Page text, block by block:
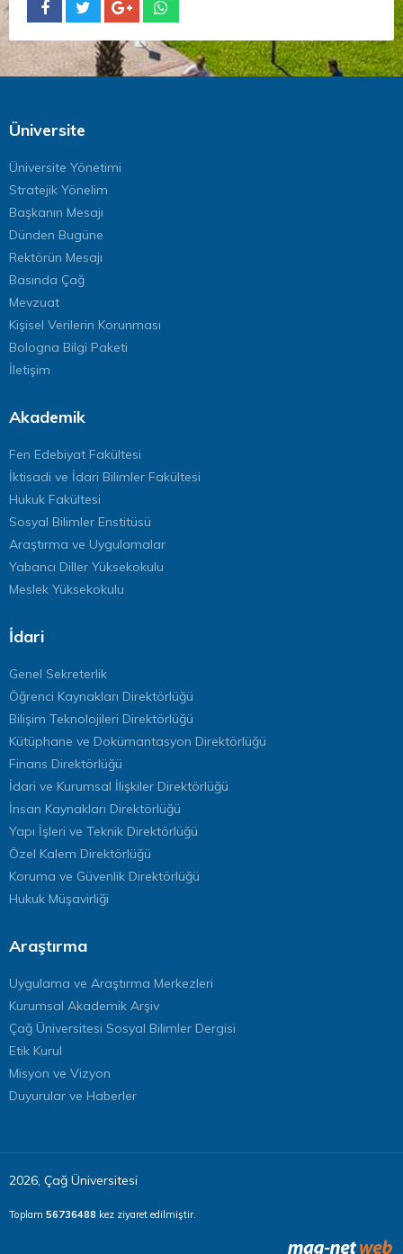
Üniversite
Üniversite Yönetimi
Stratejik Yönelim
Başkanın Mesajı
Dünden Bugüne
Rektörün Mesajı
Basında Çağ
Mevzuat
Kişisel Verilerin Korunması
Bologna Bilgi Paketi
İletişim
Akademik
Fen Edebiyat Fakültesi
İktisadi ve İdari Bilimler Fakültesi
Hukuk Fakültesi
Sosyal Bilimler Enstitüsü
Araştırma ve Uygulamalar
Yabancı Diller Yüksekokulu
Meslek Yüksekokulu
İdari
Genel Sekreterlik
Öğrenci Kaynakları Direktörlüğü
Bilişim Teknolojileri Direktörlüğü
Kütüphane ve Dokümantasyon Direktörlüğü
Finans Direktörlüğü
İdari ve Kurumsal İlişkiler Direktörlüğü
İnsan Kaynakları Direktörlüğü
Yapı İşleri ve Teknik Direktörlüğü
Özel Kalem Direktörlüğü
Koruma ve Güvenlik Direktörlüğü
Hukuk Müşavirliği
Araştırma
Uygulama ve Araştırma Merkezleri
Kurumsal Akademik Arşiv
Çağ Üniversitesi Sosyal Bilimler Dergisi
Etik Kurul
Misyon ve Vizyon
Duyurular ve Haberler
2026, Çağ Üniversitesi
Toplam 56736488 kez ziyaret edilmiştir.